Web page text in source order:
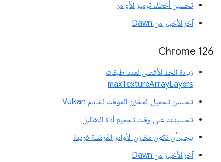
تحسين أخطاء ترميز الأوامر
آخر الأخبار من Dawn
Chrome 126
زيادة الحد الأقصى لعدد طبقات
maxTextureArrayLayers
تحسين تحميل المخزن المؤقت لخادم Vulkan
تحسينات على وقت تجميع أداة التظليل
يجب أن تكون مخازن الأوامر المُرسَلة فريدة
آخر الأخبار من Dawn